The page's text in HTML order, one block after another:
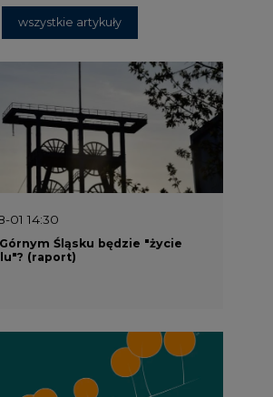
wszystkie artykuły
01 14:30
Śląsku będzie "życie
(raport)